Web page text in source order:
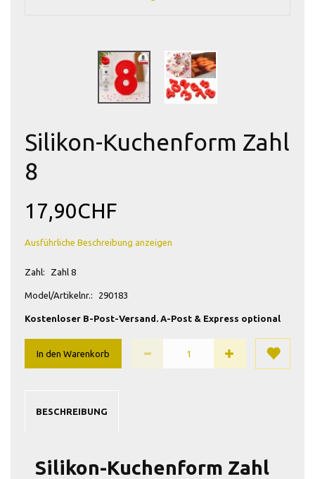
Silikon-Kuchenform Zahl
8
17,90CHF
Ausführliche Beschreibung anzeigen
Zahl: Zahl 8
Model/Artikelnr.: 290183
Kostenloser B-Post-Versand. A-Post & Express optional
In den Warenkorb
BESCHREIBUNG
Silikon-Kuchenform Zahl